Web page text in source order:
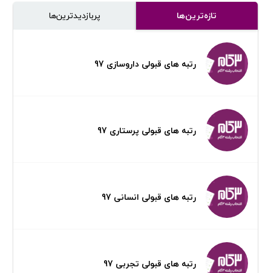
تازه‌ترین‌ها پر‌بازدیدترین‌ها
رتبه های قبولی داروسازی 97
رتبه های قبولی پرستاری 97
رتبه های قبولی انسانی 97
رتبه های قبولی تجربی 97